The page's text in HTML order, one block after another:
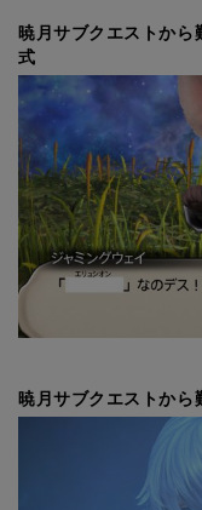
暁月サブクエストか
式
暁月サブクエストか